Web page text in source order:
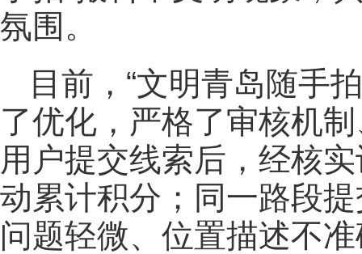
氛围。
目前，“文明青岛随手
了优化，严格了审核机
用户提交线索后，经核
动累计积分；同一路段
问题轻微、位置描述不